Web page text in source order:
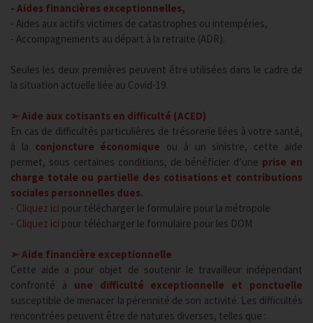
- Aides financières exceptionnelles,
- Aides aux actifs victimes de catastrophes ou intempéries,
- Accompagnements au départ à la retraite (ADR).
Seules les deux premières peuvent être utilisées dans le cadre de
la situation actuelle liée au Covid-19.
➢ Aide aux cotisants en difficulté (ACED)
En cas de difficultés particulières de trésorerie liées à votre santé,
à la conjoncture économique ou à un sinistre, cette aide
permet, sous certaines conditions, de bénéficier d’une prise en
charge totale ou partielle des cotisations et contributions
sociales personnelles dues.
- Cliquez ici pour télécharger le formulaire pour la métropole
- Cliquez ici pour télécharger le formulaire pour les DOM
➢ Aide financière exceptionnelle
Cette aide a pour objet de soutenir le travailleur indépendant
confronté à une difficulté exceptionnelle et ponctuelle
susceptible de menacer la pérennité de son activité. Les difficultés
rencontrées peuvent être de natures diverses, telles que :